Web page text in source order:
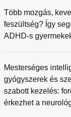
Több mozgás,
feszültség? Így
ADHD-s
Mesterséges
gyógyszerek és
szabott kezelés:
érkezhet a